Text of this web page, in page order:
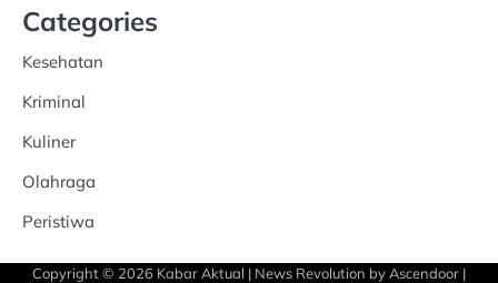
Categories
Kesehatan
Kriminal
Kuliner
Olahraga
Peristiwa
Copyright © 2026 Kabar Aktual | News Revolution by Ascendoor |